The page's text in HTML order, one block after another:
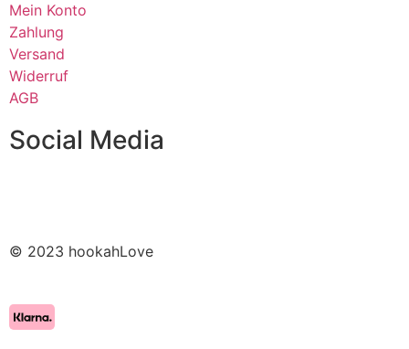
Mein Konto
Zahlung
Versand
Widerruf
AGB
Social Media
© 2023 hookahLove